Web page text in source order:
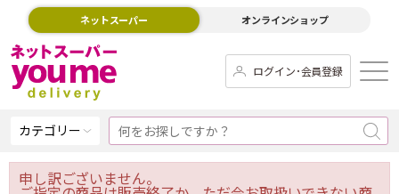
ネットスーパー オンラインショップ
ログイン･会員登録
カテゴリー
申し訳ございません。